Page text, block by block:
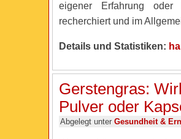
eigener Erfahrung oder
recherchiert und im
Details und Statistiken:
Gerstengras:
Pulver oder
Abgelegt unter Gesundheit &